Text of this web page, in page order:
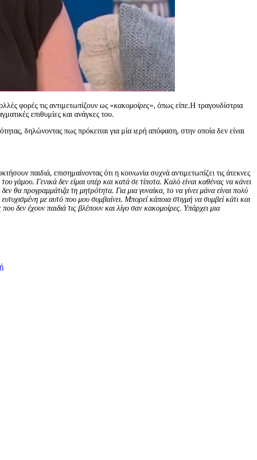
φορές τις αντιμετωπίζουν ως «κακομοίρες», όπως είπε.Η τραγουδίστρια
επιθυμίες και ανάγκες του.
δηλώνοντας πως πρόκειται για μία ιερή απόφαση, στην οποία δεν είναι
παιδιά, επισημαίνοντας ότι η κοινωνία συχνά αντιμετωπίζει τις άτεκνες
γάμου. Γενικά δεν είμαι υπέρ και κατά σε τίποτα. Καλό είναι καθένας να κάνει
δεν θα προγραμμάτιζα τη μητρότητα. Για μια γυναίκα, το να γίνει μάνα είναι πολύ
με αυτό που μου συμβαίνει. Μπορεί κάποια στιγμή να συμβεί κάτι και
δεν έχουν παιδιά τις βλέπουν και λίγο σαν κακομοίρες. Υπάρχει μια